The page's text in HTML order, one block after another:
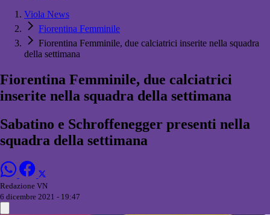
Viola News
Fiorentina Femminile
Fiorentina Femminile, due calciatrici inserite nella squadra
della settimana
Fiorentina Femminile, due calciatrici
inserite nella squadra della settimana
Sabatino e Schroffenegger presenti nella
squadra della settimana
Redazione VN
6 dicembre 2021 - 19:47